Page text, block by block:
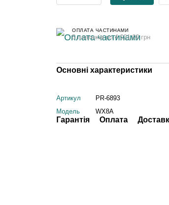
ОПЛАТА ЧАСТИНАМИ
5 платежів по 4 021.00 грн
Основні характеристики
Артикул
PR-6893
Модель
WX8A
Гарантія Оплата